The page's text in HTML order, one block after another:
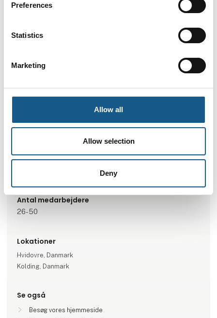
Preferences
Statistics
Marketing
Allow all
Allow selection
Deny
Gå til hjemmeside
Antal medarbejdere
26-50
Lokationer
Hvidovre, Danmark
Kolding, Danmark
Se også
Besøg vores hjemmeside